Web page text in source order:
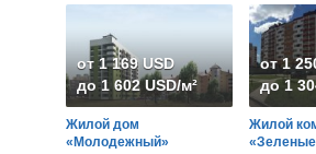
от 1 169 USD
до 1 602 USD/м²
Жилой дом
«Молодежный»
от 1
до 1
Жилой